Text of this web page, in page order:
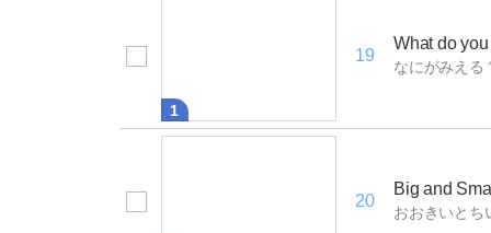
1
19
What do
なにがみえる
20
Big and
おおきいとち